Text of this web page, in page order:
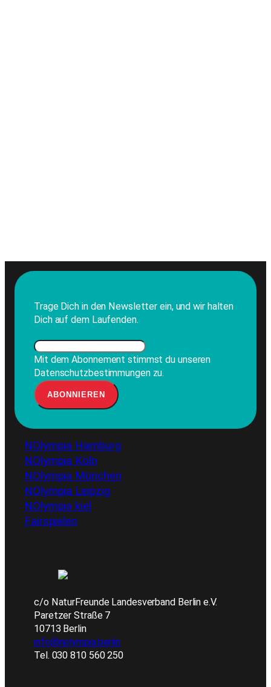
Trage Dich in den Newsletter ein, und wir halten
Dich auf dem Laufenden.
Mit dem Abonnement stimmst du unseren
Datenschutzbestimmungen zu.
NOlympia Hamburg
NOlympia Köln
NOlympia München
NOlympia Leipzig
NOlympia kiel
Fairspielen
c/o NaturFreunde Landesverband Berlin e.V.
Paretzer Straße 7
10713 Berlin
info@nolympia.berlin
Tel. 030 810 560 250